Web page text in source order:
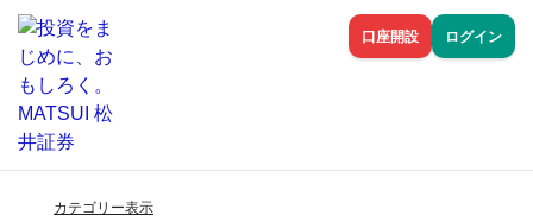
口座開設 ログイン
カテゴリー表示